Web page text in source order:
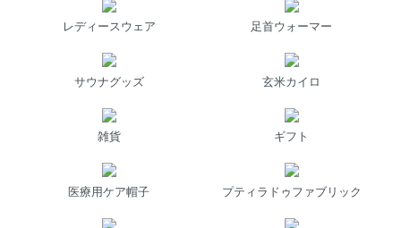
レディースウェア 足首ウォーマー
サウナグッズ 玄米カイロ
雑貨 ギフト
医療用ケア帽子 プティラドゥファブリック